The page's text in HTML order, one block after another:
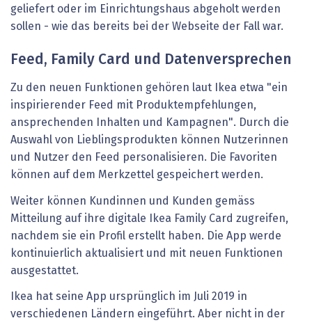
geliefert oder im Einrichtungshaus abgeholt werden
sollen - wie das bereits bei der Webseite der Fall war.
Feed, Family Card und Datenversprechen
Zu den neuen Funktionen gehören laut Ikea etwa "ein
inspirierender Feed mit Produktempfehlungen,
ansprechenden Inhalten und Kampagnen". Durch die
Auswahl von Lieblingsprodukten können Nutzerinnen
und Nutzer den Feed personalisieren. Die Favoriten
können auf dem Merkzettel gespeichert werden.
Weiter können Kundinnen und Kunden gemäss
Mitteilung auf ihre digitale Ikea Family Card zugreifen,
nachdem sie ein Profil erstellt haben. Die App werde
kontinuierlich aktualisiert und mit neuen Funktionen
ausgestattet.
Ikea hat seine App ursprünglich im Juli 2019 in
verschiedenen Ländern eingeführt. Aber nicht in der